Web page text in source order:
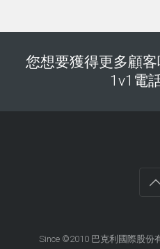
您想要獲得更多顧
1v1電
Since ©2010 巴克利國際股份